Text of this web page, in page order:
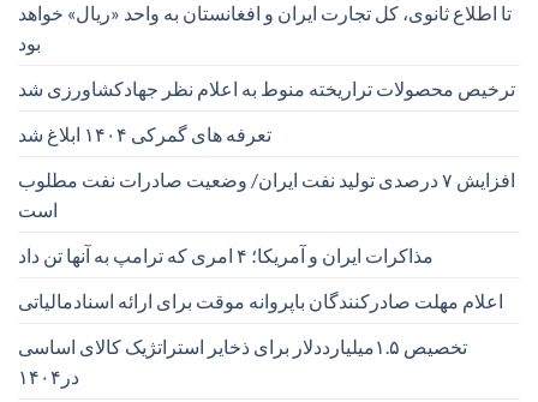
تا اطلاع ثانوی، کل تجارت ایران و افغانستان به واحد «ریال» خواهد
بود
ترخیص محصولات تراریخته منوط به اعلام نظر جهادکشاورزی شد
تعرفه های گمرکی ۱۴۰۴ ابلاغ شد
افزایش ۷ درصدی تولید نفت ایران/ وضعیت صادرات نفت مطلوب
است
مذاکرات ایران و آمریکا؛ ۴ امری که ترامپ به آنها تن داد
اعلام مهلت صادرکنندگان باپروانه موقت برای ارائه اسنادمالیاتی
تخصیص ۱.۵میلیارددلار برای ذخایر استراتژیک کالای اساسی
در۱۴۰۴